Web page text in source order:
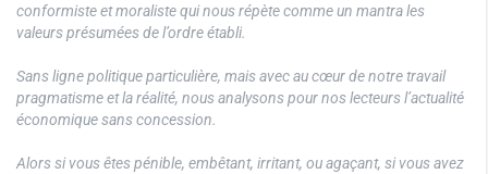
conformiste et moraliste qui nous répète comme un mantra les
valeurs présumées de l’ordre établi.
Sans ligne politique particulière, mais avec au cœur de notre travail
pragmatisme et la réalité, nous analysons pour nos lecteurs l’actualité
économique sans concession.
Alors si vous êtes pénible, embêtant, irritant, ou agaçant, si vous avez